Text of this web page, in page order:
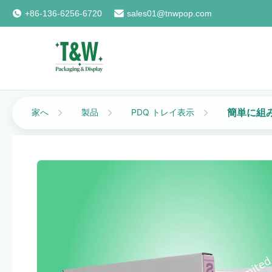
+86-136-6256-6720 sales01@tnwpop.com
家へ 製品 PDQ トレイ表示 簡単に組